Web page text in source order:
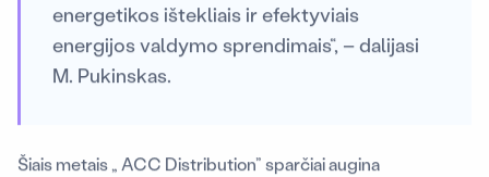
energetikos ištekliais ir efektyviais
energijos valdymo sprendimais“, – dalijasi
M. Pukinskas.
Šiais metais „ ACC Distribution” sparčiai augina